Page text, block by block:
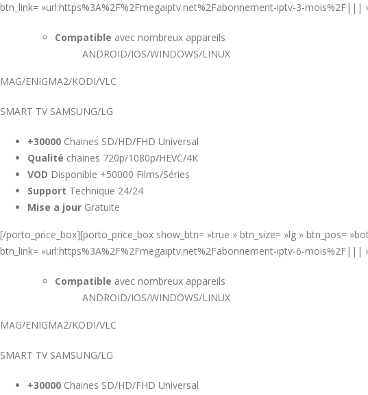
btn_link= »url:https%3A%2F%2Fmegaiptv.net%2Fabonnement-iptv-3-mois%2F|||
Compatible avec nombreux appareils
ANDROID/IOS/WINDOWS/LINUX
MAG/ENIGMA2/KODI/VLC
SMART TV SAMSUNG/LG
+30000 Chaines SD/HD/FHD Universal
Qualité chaines 720p/1080p/HEVC/4K
VOD Disponible +50000 Films/Séries
Support Technique 24/24
Mise a jour Gratuite
[/porto_price_box][porto_price_box show_btn= »true » btn_size= »lg » btn_pos=
btn_link= »url:https%3A%2F%2Fmegaiptv.net%2Fabonnement-iptv-6-mois%2F|||
Compatible avec nombreux appareils
ANDROID/IOS/WINDOWS/LINUX
MAG/ENIGMA2/KODI/VLC
SMART TV SAMSUNG/LG
+30000 Chaines SD/HD/FHD Universal